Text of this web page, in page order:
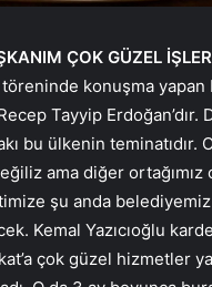
ÇOK GÜZEL
konuşma yapan
Tayyip Erdoğan’dır.
bu ülkenin teminatıdır.
ama diğer
şu anda
Kemal Yazıcıoğlu
çok güzel hizmetler